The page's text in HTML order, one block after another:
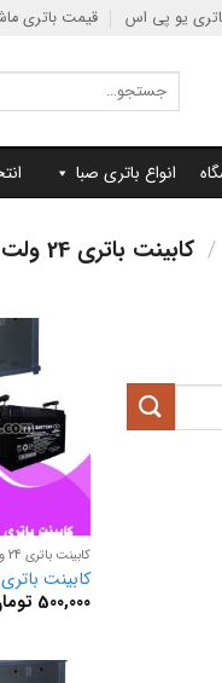
یو پی اس قیمت باتری
جستجو
برای:
انواع باتری صبا
/ کابینت باتری 24 ولت
کابینت باتری 24 ولت
کابینت باتری 24 ولت 100 آمپر
500,000